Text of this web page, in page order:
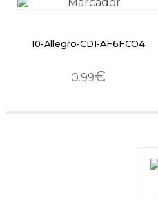
10-Allegro-CDI-AF6FCO4
0.99€